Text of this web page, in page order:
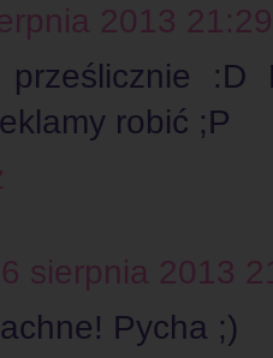
2013 21:29
prześlicznie
robić ;P
sierpnia 2013
Pycha ;)